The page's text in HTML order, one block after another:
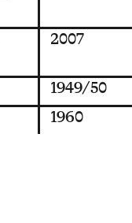
2007
1949/50
1960